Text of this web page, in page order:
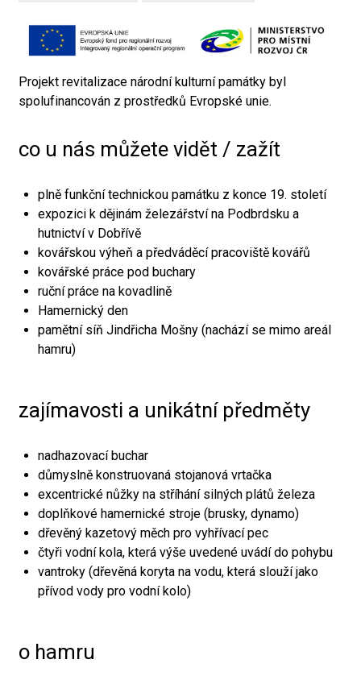
Projekt revitalizace národní kulturní památky byl
spolufinancován z prostředků Evropské unie.
co u nás můžete vidět / zažít
plně funkční technickou památku z konce 19. století
expozici k dějinám železářství na Podbrdsku a
hutnictví v Dobřívě
kovářskou výheň a předváděcí pracoviště kovářů
kovářské práce pod buchary
ruční práce na kovadlině
Hamernický den
pamětní síň Jindřicha Mošny (nachází se mimo areál
hamru)
zajímavosti a unikátní předměty
nadhazovací buchar
důmyslně konstruovaná stojanová vrtačka
excentrické nůžky na stříhání silných plátů železa
doplňkové hamernické stroje (brusky, dynamo)
dřevěný kazetový měch pro vyhřívací pec
čtyři vodní kola, která výše uvedené uvádí do pohybu
vantroky (dřevěná koryta na vodu, která slouží jako
přívod vody pro vodní kolo)
o hamru